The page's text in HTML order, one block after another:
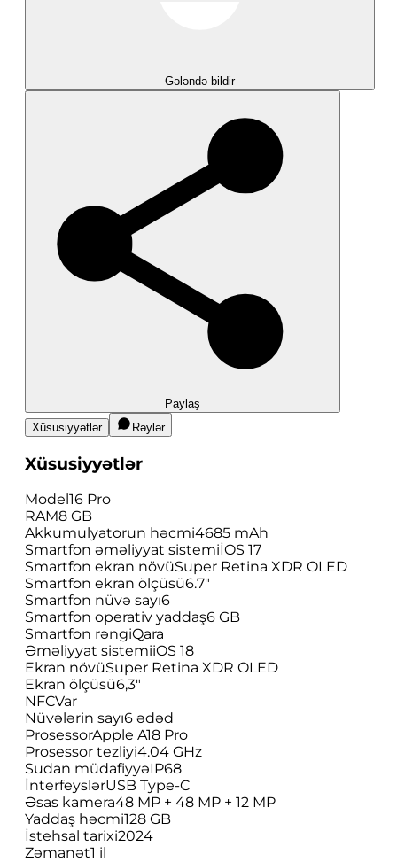
Gələndə bildir
Paylaş
Xüsusiyyətlər
Rəylər
Xüsusiyyətlər
Model16 Pro
RAM8 GB
Akkumulyatorun həcmi4685 mAh
Smartfon əməliyyat sistemiİOS 17
Smartfon ekran növüSuper Retina XDR OLED
Smartfon ekran ölçüsü6.7"
Smartfon nüvə sayı6
Smartfon operativ yaddaş6 GB
Smartfon rəngiQara
Əməliyyat sistemiiOS 18
Ekran növüSuper Retina XDR OLED
Ekran ölçüsü6,3"
NFCVar
Nüvələrin sayı6 ədəd
ProsessorApple A18 Pro
Prosessor tezliyi4.04 GHz
Sudan müdafiyyəIP68
İnterfeyslərUSB Type-C
Əsas kamera48 MP + 48 MP + 12 MP
Yaddaş həcmi128 GB
İstehsal tarixi2024
Zəmanət1 il